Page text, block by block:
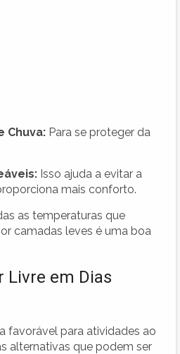
Chuva: Para se proteger da
Isso ajuda a evitar a
mais conforto.
as temperaturas que
camadas leves é uma boa
Livre em Dias
favorável para atividades ao
alternativas que podem ser